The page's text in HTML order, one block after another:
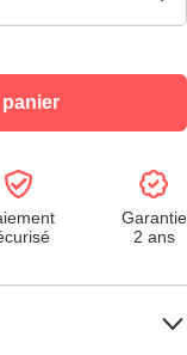
Garantie
2 ans